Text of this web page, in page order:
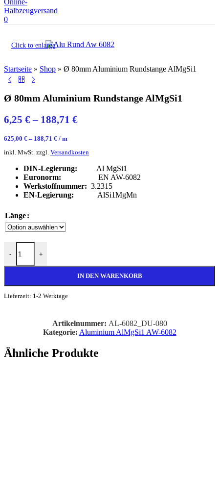
0
Click to enlarge
Startseite » Shop » Ø 80mm Aluminium Rundstange AlMgSi1
Ø 80mm Aluminium Rundstange AlMgSi1
6,25 €– 188,71 €
625,00 € – 188,71 € / m
inkl. MwSt. zzgl. Versandkosten
DIN-Legierung:
Al MgSi1
Euronorm: EN AW-6082
Werkstoffnummer: 3.2315
EN-Legierung: AlSi1MgMn
Länge
-
Ø 80mm Aluminium Rundstange AlMgSi1 Menge
+
IN DEN WARENKORB
Lieferzeit: 1-2 Werktage
Artikelnummer: AL-6082_DU-080
Kategorie: Aluminium AlMgSi1 AW-6082
Ähnliche Produkte